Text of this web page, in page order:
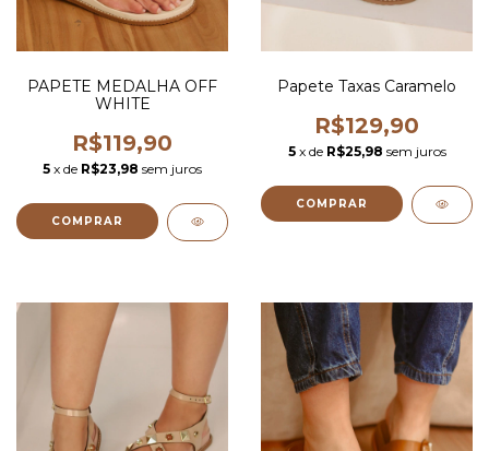
PAPETE MEDALHA OFF
WHITE
R$119,90
5 x de R$23,98 sem juros
COMPRAR
Papete Taxas Caramelo
R$129,90
5 x de R$25,98 sem juros
COMPRAR